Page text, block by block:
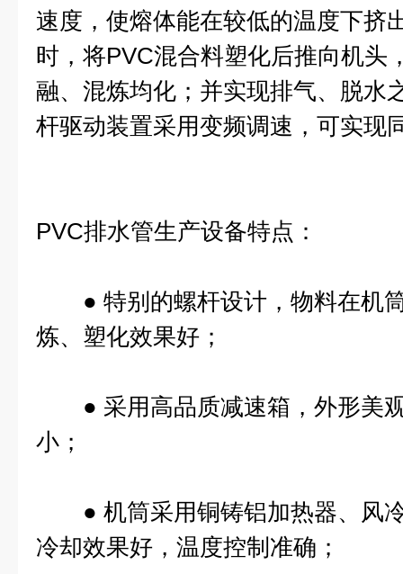
速度，使熔体能在较低的温度下挤
时，将PVC混合料塑化后推向机头
融、混炼均化；并实现排气、脱水
杆驱动装置采用变频调速，可实现
PVC排水管生产设备特点：
● 特别的螺杆设计，物料在机
炼、塑化效果好；
● 采用高品质减速箱，外形美
小；
● 机筒采用铜铸铝加热器、风
冷却效果好，温度控制准确；